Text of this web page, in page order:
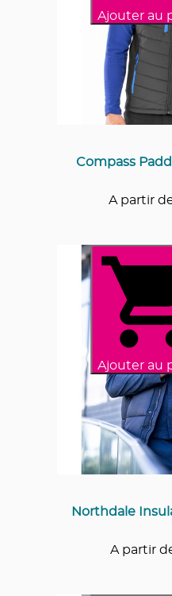
Ajouter au
Compass
A partir
Ajouter au
Northdale
A partir